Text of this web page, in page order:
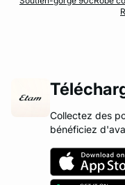
Collectez des
bénéficiez